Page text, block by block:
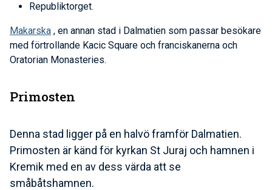
Republiktorget.
Makarska , en annan stad i Dalmatien som passar besökare
med förtrollande Kacic Square och franciskanerna och
Oratorian Monasteries.
Primosten
Denna stad ligger på en halvö framför Dalmatien.
Primosten är känd för kyrkan St Juraj och hamnen i
Kremik med en av dess värda att se
småbåtshamnen.